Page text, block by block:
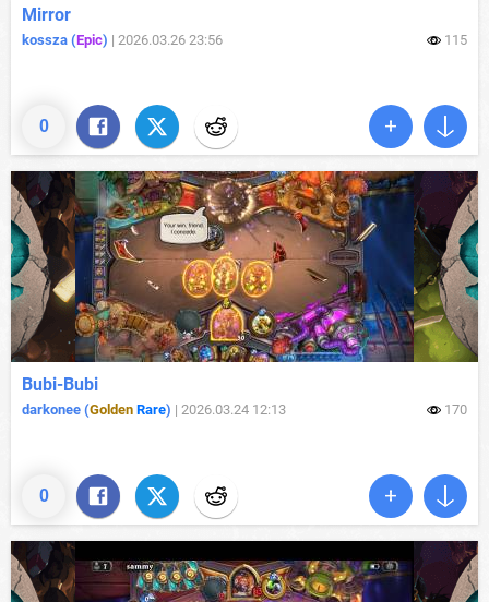
0
Mirror
kossza (Epic) | 2026.03.26 23:56 115
0
Bubi-Bubi
darkonee (Golden Rare) | 2026.03.24 12:13 170